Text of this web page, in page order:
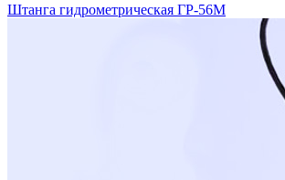
Штанга гидрометрическая ГР-56М